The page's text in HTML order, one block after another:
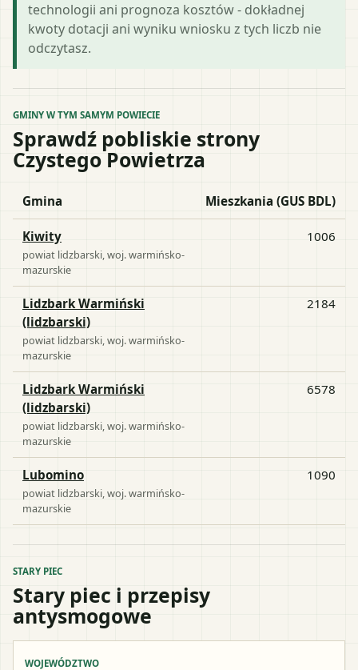
technologii ani prognoza kosztów - dokładnej
kwoty dotacji ani wyniku wniosku z tych liczb nie
odczytasz.
GMINY W TYM SAMYM POWIECIE
Sprawdź pobliskie strony
Czystego Powietrza
Gmina Mieszkania (GUS BDL)
Kiwity
powiat lidzbarski , woj.warmińsko-
mazurskie
1006
Lidzbark Warmiński
(lidzbarski)
powiat lidzbarski , woj.warmińsko-
mazurskie
2184
Lidzbark Warmiński
(lidzbarski)
powiat lidzbarski , woj.warmińsko-
mazurskie
6578
Lubomino
powiat lidzbarski , woj.warmińsko-
mazurskie
1090
STARY PIEC
Stary piec i przepisy
antysmogowe
WOJEWÓDZTWO